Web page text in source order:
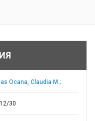
Ocana, Claudia M.;
30